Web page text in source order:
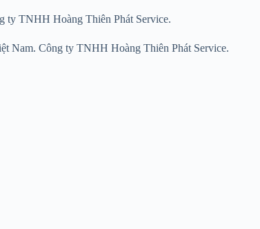
ty TNHH Hoàng Thiên Phát Service.
Việt Nam. Công ty TNHH Hoàng Thiên Phát Service.